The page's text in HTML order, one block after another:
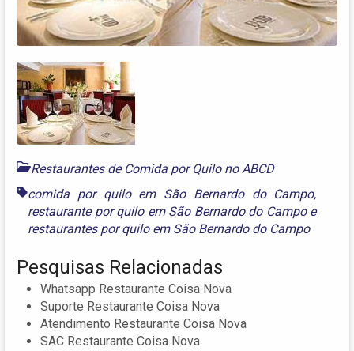
Restaurantes de Comida por Quilo no ABCD
comida por quilo em São Bernardo do Campo,
restaurante por quilo em São Bernardo do Campoe
restaurantes por quilo em São Bernardo do Campo
Pesquisas Relacionadas
Whatsapp Restaurante Coisa Nova
Suporte Restaurante Coisa Nova
Atendimento Restaurante Coisa Nova
SAC Restaurante Coisa Nova